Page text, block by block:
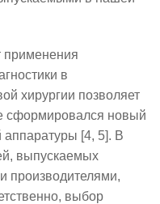
применения
в
хирургии позволяет
сформировался новый
аппаратуры [4, 5]. В
выпускаемых
производителями,
выбор